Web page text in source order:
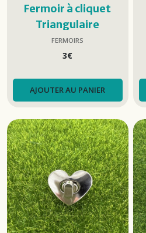
Fermoir à cliquet
Triangulaire
FERMOIRS
3€
AJOUTER AU PANIER